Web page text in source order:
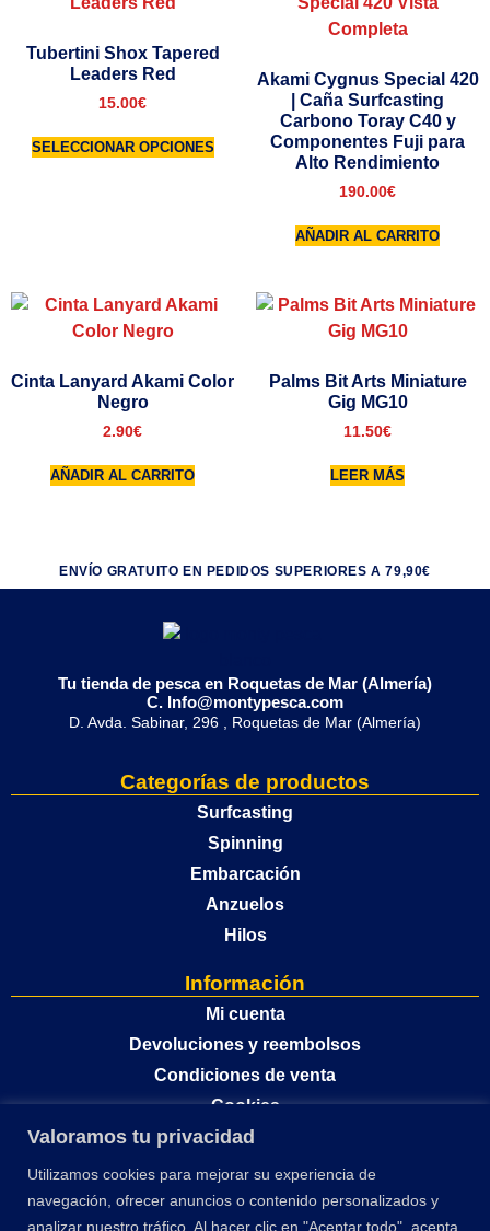
Valoramos tu privacidad
Utilizamos cookies para mejorar su experiencia de
navegación, ofrecer anuncios o contenido personalizados y
analizar nuestro tráfico. Al hacer clic en "Aceptar todo", acepta
Tubertini Shox Tapered
Leaders Red
15.00€
SELECCIONAR OPCIONES
Akami Cygnus Special 420
| Caña Surfcasting
Carbono Toray C40 y
Componentes Fuji para
Alto Rendimiento
190.00€
AÑADIR AL CARRITO
Cinta Lanyard Akami Color
Negro
2.90€
AÑADIR AL CARRITO
Palms Bit Arts Miniature
Gig MG10
11.50€
LEER MÁS
ENVÍO GRATUITO EN PEDIDOS SUPERIORES A 79,90€
Tu tienda de pesca en Roquetas de Mar (Almería)
C. Info@montypesca.com
D. Avda. Sabinar, 296 , Roquetas de Mar (Almería)
Categorías de productos
Surfcasting
Spinning
Embarcación
Anzuelos
Hilos
Información
Mi cuenta
Devoluciones y reembolsos
Condiciones de venta
Cookies
Política de privacidad